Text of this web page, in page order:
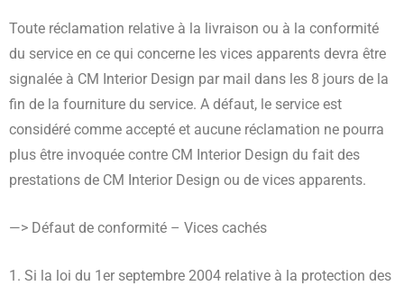
Toute réclamation relative à la livraison ou à la conformité
du service en ce qui concerne les vices apparents devra être
signalée à CM Interior Design par mail dans les 8 jours de la
fin de la fourniture du service. A défaut, le service est
considéré comme accepté et aucune réclamation ne pourra
plus être invoquée contre CM Interior Design du fait des
prestations de CM Interior Design ou de vices apparents.
—> Défaut de conformité – Vices cachés
1. Si la loi du 1er septembre 2004 relative à la protection des